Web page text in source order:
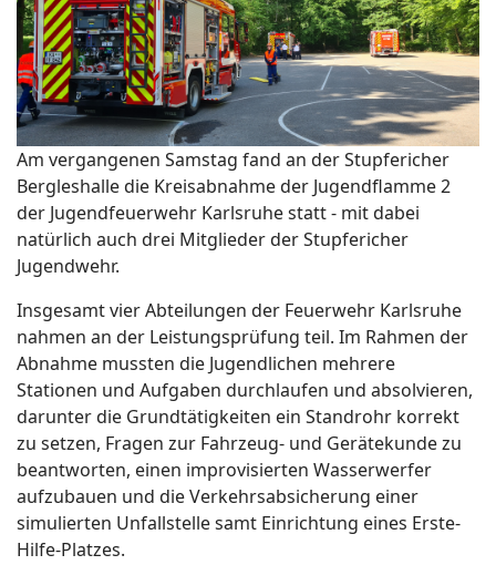
Am vergangenen Samstag fand an der Stupfericher
Bergleshalle die Kreisabnahme der Jugendflamme 2
der Jugendfeuerwehr Karlsruhe statt - mit dabei
natürlich auch drei Mitglieder der Stupfericher
Jugendwehr.
Insgesamt vier Abteilungen der Feuerwehr Karlsruhe
nahmen an der Leistungsprüfung teil. Im Rahmen der
Abnahme mussten die Jugendlichen mehrere
Stationen und Aufgaben durchlaufen und absolvieren,
darunter die Grundtätigkeiten ein Standrohr korrekt
zu setzen, Fragen zur Fahrzeug- und Gerätekunde zu
beantworten, einen improvisierten Wasserwerfer
aufzubauen und die Verkehrsabsicherung einer
simulierten Unfallstelle samt Einrichtung eines Erste-
Hilfe-Platzes.